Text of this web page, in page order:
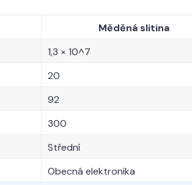
Měděná slitina
1,3 × 10^7
20
92
300
Střední
Obecná elektronika